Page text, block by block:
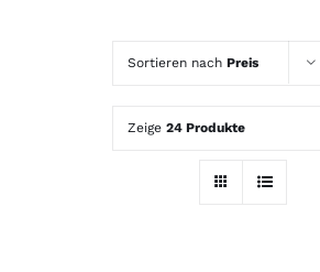
Sortieren nach Preis
Zeige 24 Produkte